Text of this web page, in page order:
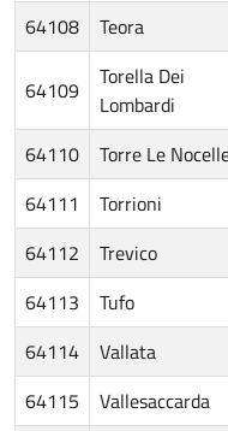
64108 Teora
64109
Torella Dei
Lombardi
64110 Torre Le
64111
Torrioni
64112
Trevico
64113
Tufo
64114
Vallata
64115
Vallesaccarda